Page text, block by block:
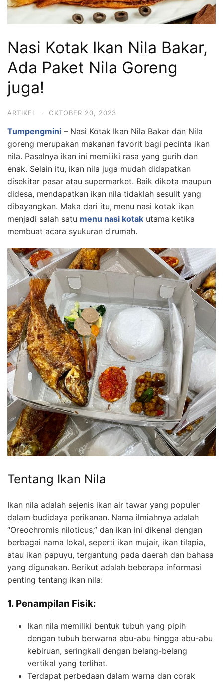
Nasi Kotak Ikan Nila Bakar,
Ada Paket Nila Goreng
juga!
ARTIKEL · OKTOBER 20, 2023
Tumpengmini – Nasi Kotak Ikan Nila Bakar dan Nila
goreng merupakan makanan favorit bagi pecinta ikan
nila. Pasalnya ikan ini memiliki rasa yang gurih dan
enak. Selain itu, ikan nila juga mudah didapatkan
disekitar pasar atau supermarket. Baik dikota maupun
didesa, mendapatkan ikan nila tidaklah sesulit yang
dibayangkan. Maka dari itu, menu nasi kotak ikan
menjadi salah satu menu nasi kotak utama ketika
membuat acara syukuran dirumah.
Tentang Ikan Nila
Ikan nila adalah sejenis ikan air tawar yang populer
dalam budidaya perikanan. Nama ilmiahnya adalah
“Oreochromis niloticus,” dan ikan ini dikenal dengan
berbagai nama lokal, seperti ikan mujair, ikan tilapia,
atau ikan papuyu, tergantung pada daerah dan bahasa
yang digunakan. Berikut adalah beberapa informasi
penting tentang ikan nila:
1. Penampilan Fisik:
Ikan nila memiliki bentuk tubuh yang pipih
dengan tubuh berwarna abu-abu hingga abu-abu
kebiruan, seringkali dengan belang-belang
vertikal yang terlihat.
Terdapat perbedaan dalam warna dan corak